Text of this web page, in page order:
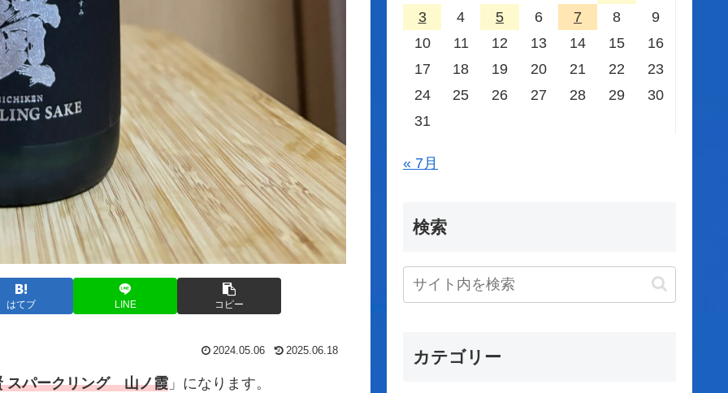
はてブ LINE コピー
2024.05.06 2025.06.18
スパークリング 山ノ霞 」になります。
3
4 5 6 7 8
9
10
11 12 13 14 15
16
17
18 19 20 21 22
23
24
25 26 27 28 29
30
31
« 7月
検索
カテゴリー